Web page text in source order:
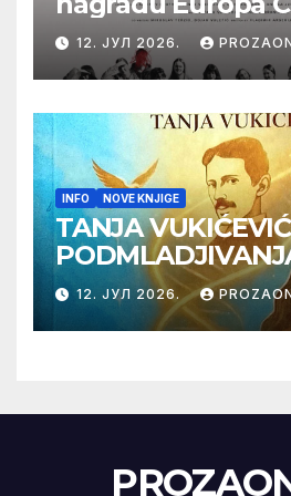
Label na
u Karlovim
12. ЈУЛ 2026.
INFO NOVE KNJIGE
TANJA
TELA SA TESLOM
12. ЈУЛ 2026.